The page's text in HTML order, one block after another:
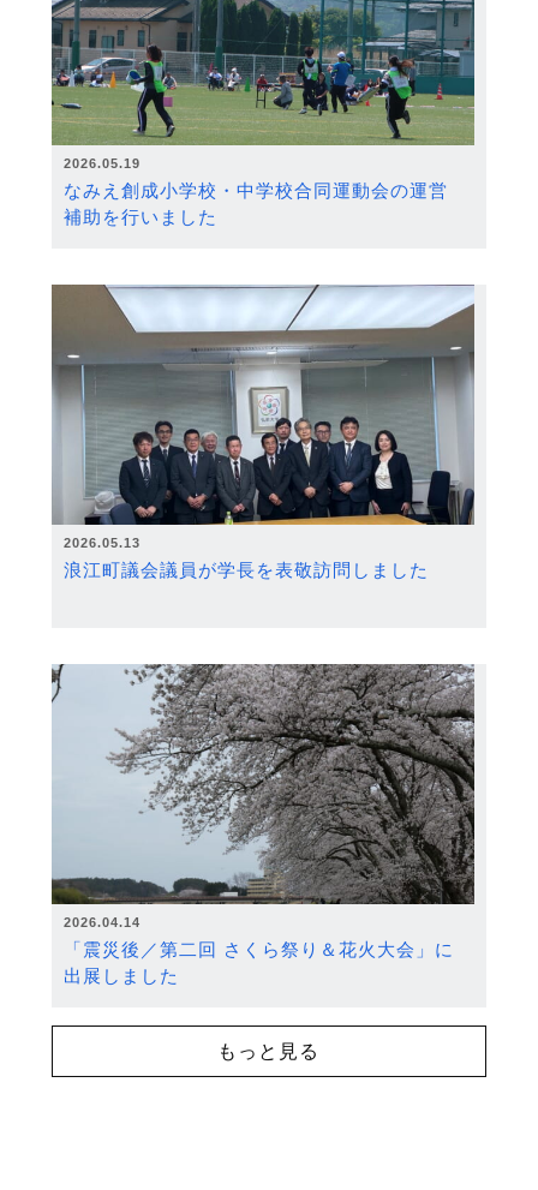
2026.05.19
なみえ創成小学校・中学校合同運動会の運営
補助を行いました
2026.05.13
浪江町議会議員が学長を表敬訪問しました
2026.04.14
「震災後／第二回 さくら祭り＆花火大会」に
出展しました
もっと見る